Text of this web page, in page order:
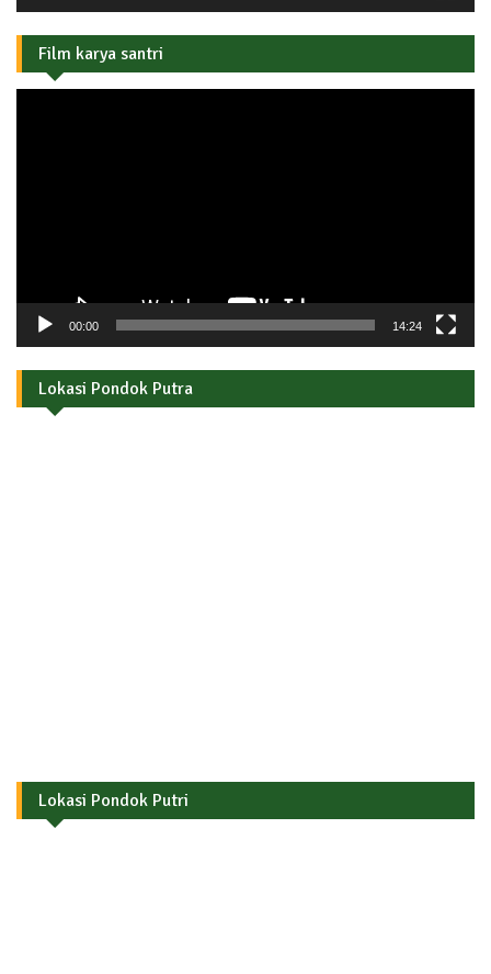
Film karya santri
00:00 14:24
Lokasi Pondok Putra
Lokasi Pondok Putri